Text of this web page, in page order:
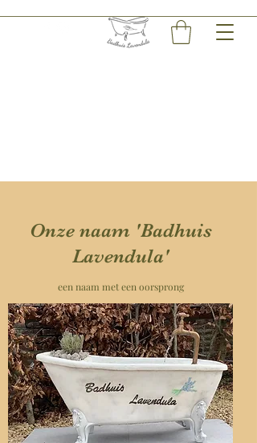
Onze naam 'Badhuis
Lavendula'
een naam met een oorsprong